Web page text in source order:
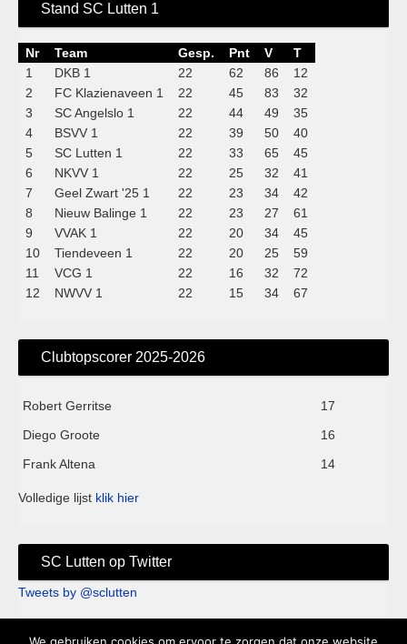
Stand SC Lutten 1
Nr Team Gesp. Pnt V
T
1
DKB 1 22 62 86
12
2
FC Klazienaveen 1 22 45 83
32
3
SC Angelslo 1 22 44 49
35
4
BSVV 1 22 39 50
40
5
SC Lutten 1 22 33 65
45
6
NKVV 1 22 25 32
41
7
Geel Zwart '25 1 22 23 34
42
8
Nieuw Balinge 1 22 23 27
61
9
VVAK 1 22 20 34
45
10
Tiendeveen 1 22 20 25
59
11
VCG 1 22 16 32
72
12
NWVV 1 22 15 34 67
Clubtopscorer 2025-2026
Robert Gerritse
17
Diego Groote
16
Frank Altena
14
Volledige lijst klik hier
SC Lutten op Twitter
Tweets by @sclutten